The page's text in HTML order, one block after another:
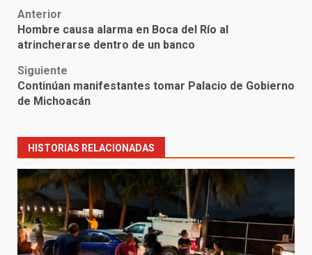
Post
navigation
Anterior
Hombre causa alarma en Boca del Río al
atrincherarse dentro de un banco
Siguiente
Continúan manifestantes tomar Palacio de Gobierno
de Michoacán
HISTORIAS RELACIONADAS